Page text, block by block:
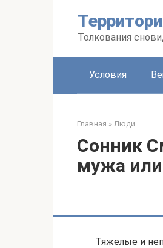
Толкования
Условия
Главная » Люди
Сонник
мужа
Тяжелые и